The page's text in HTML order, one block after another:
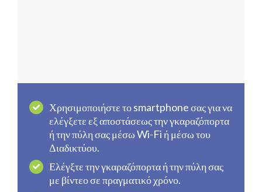
Χρησιμοποιήστε το smartphone σας για να
ελέγξετε εξ αποστάσεως την γκαραζόπορτα
ή την πύλη σας μέσω Wi-Fi ή μέσω του
Διαδικτύου.
Ελέγξτε την γκαραζόπορτα ή την πύλη σας
με βίντεο σε πραγματικό χρόνο.